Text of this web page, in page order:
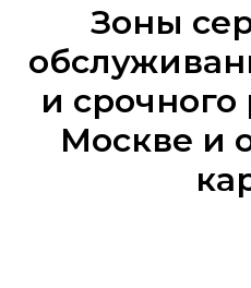
Зоны
и
Москве и